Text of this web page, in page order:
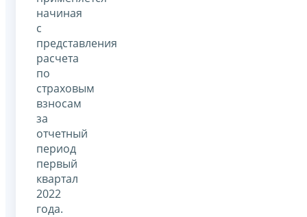
начиная
с
представления
расчета
по
страховым
взносам
за
отчетный
период
первый
квартал
2022
года.